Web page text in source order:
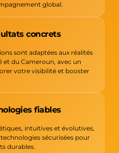
global.
concrets
sont adaptées aux réalités
et du Cameroun, avec un
votre visibilité et booster
fiables
intuitives et évolutives,
sécurisées pour
durables.